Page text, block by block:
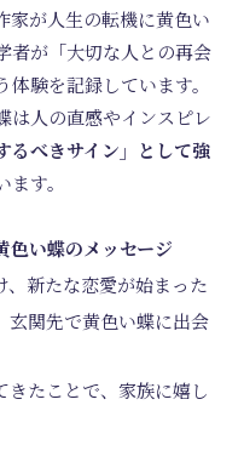
家が人生の転機に黄色い
者が「大切な人との再会
験を記録しています。
は人の直感やインスピレ
るべきサイン」として強
ます。
色い蝶のメッセージ
新たな恋愛が始まった
玄関先で黄色い蝶に出会
たことで、家族に嬉し